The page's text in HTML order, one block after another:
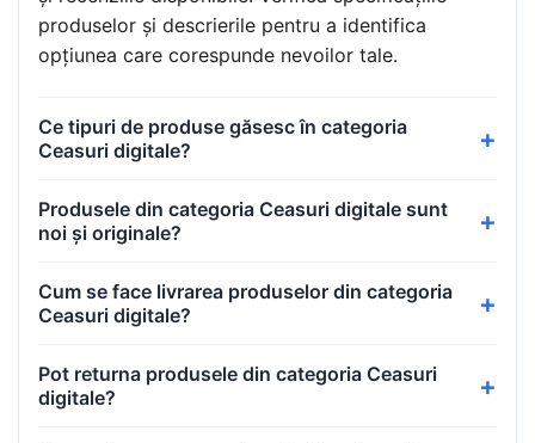
produselor și descrierile pentru a identifica
opțiunea care corespunde nevoilor tale.
Ce tipuri de produse găsesc în categoria
Ceasuri digitale?
Produsele din categoria Ceasuri digitale sunt
noi și originale?
Cum se face livrarea produselor din categoria
Ceasuri digitale?
Pot returna produsele din categoria Ceasuri
digitale?